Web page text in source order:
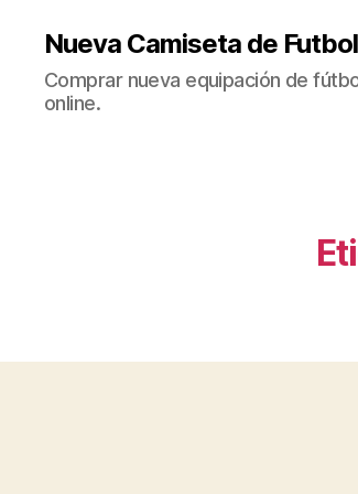
Nueva Camiseta de
Comprar nueva equipación de
online.